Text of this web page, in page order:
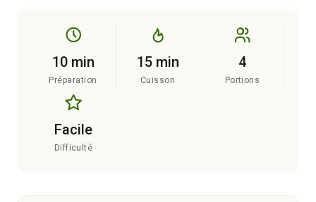
10 min
Préparation
15 min
Cuisson
4
Portions
Facile
Difficulté